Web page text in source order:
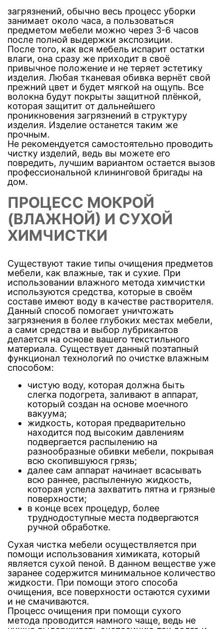
загрязнений, обычно весь процесс уборки
занимает около часа, а пользоваться
предметом мебели можно через 3-6 часов
после полной выдержки экспозиции.
После того, как вся мебель испарит остатки
влаги, она сразу же приходит в своё
привычное положение и не теряет эстетику
изделия. Любая тканевая обивка вернёт свой
прежний цвет и будет мягкой на ощупь. Все
волокна будут покрыты защитной плёнкой,
которая защитит от дальнейшего
проникновения загрязнений в структуру
изделия. Изделие останется таким же
прочным.
Не рекомендуется самостоятельно проводить
чистку изделий, ведь вы можете его
повредить, лучшим вариантом остается вызов
профессиональной клининговой бригады на
дом.
ПРОЦЕСС МОКРОЙ
(ВЛАЖНОЙ) И СУХОЙ
ХИМЧИСТКИ
Существуют такие типы очищения предметов
мебели, как влажные, так и сухие. При
использовании влажного метода химчистки
используются средства, которые в своём
составе имеют воду в качестве растворителя.
Данный способ помогает уничтожать
загрязнения в более глубоких местах мебели,
а сами средства и выбор лубрикантов
делается на основе вашего текстильного
материала. Существует данный поэтапный
функционал технологий по очистке влажным
способом:
чистую воду, которая должна быть
слегка подогрета, заливают в аппарат,
который создан на основе моечного
вакуума;
жидкость, которая предварительно
находится под высоким давлениям
подвергается распылению на
разнообразные обивки мебели, покрывая
всю скопившуюся грязь;
далее сам аппарат начинает всасывать
всю раннее, распыленную жидкость,
которая успела захватить пятна и грязные
поверхности;
в конце всех процедур, более
труднодоступные места подвергаются
ручной обработке.
Сухая чистка мебели осуществляется при
помощи использования химиката, который
является сухой пеной. В данном веществе уже
заранее содержится минимальное количество
жидкости. При помощи этого способа
очищения, все поверхности остаются сухими
и не смачиваются.
Процесс очищения при помощи сухого
метода проводится намного чаще, ведь не